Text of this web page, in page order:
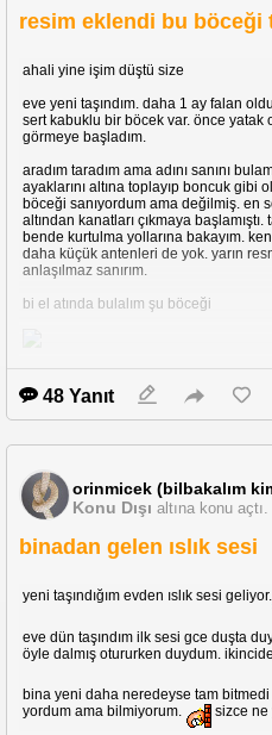
resim eklendi bu böceği
ahali yine işim düştü size
eve yeni taşındım. daha 1 ay falan
sert kabuklu bir böcek var. önce yatak
görmeye başladım.
aradım taradım ama adını sanını
ayaklarını altına toplayıp boncuk
böceği sanıyordum ama değilmiş. en
altından kanatları çıkmaya
bende kurtulma yollarına bakayım.
daha küçük antenleri de yok. yarın
anlaşılmaz sanırım.
bi el atında bulalım şu böceği
resim eklendi malesef hayvan küçük
48 Yanıt
orinmicek (bilbakalım
Konu Dışı altına konu açtı.
binadan gelen ıslık sesi
yeni taşındığım evden ıslık sesi geliyor.
eve dün taşındım ilk sesi gce duşta
öyle dalmış otururken duydum.
bina yeni daha neredeyse tam
yordum ama bilmiyorum.
sizce ne